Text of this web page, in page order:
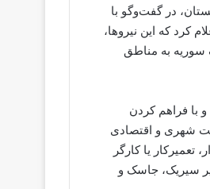
حزب مردم بلوچستان، در گفت‌وگو با
کرد که این نیروها،
سوریه به مناطق
با فراهم کردن
شهری و اقتصادی
یا کارگر
سیریک، جاسک و